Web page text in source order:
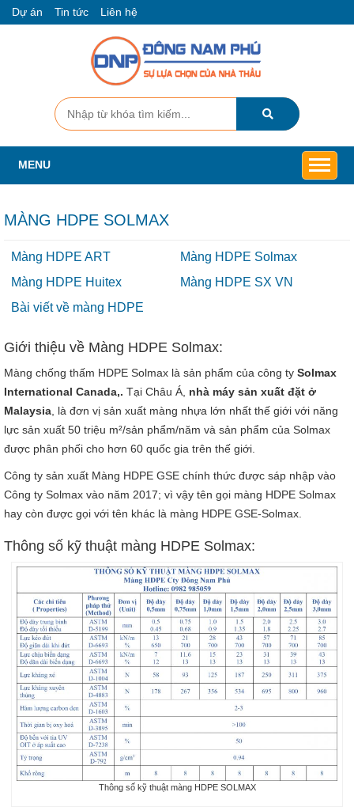
Dự án Tin tức Liên hệ
MENU
MÀNG HDPE SOLMAX
Màng HDPE ART
Màng HDPE Solmax
Màng HDPE Huitex
Màng HDPE SX VN
Bài viết về màng HDPE
Giới thiệu về Màng HDPE Solmax:
Màng chống thấm HDPE Solmax là sản phẩm của công ty Solmax
International Canada,. Tại Châu Á, nhà máy sản xuất đặt ở
Malaysia, là đơn vị sản xuất màng nhựa lớn nhất thế giới với năng
lực sản xuất 50 triệu m²/sản phẩm/năm và sản phẩm của Solmax
được phân phối cho hơn 60 quốc gia trên thế giới.
Công ty sản xuất Màng HDPE GSE chính thức được sáp nhập vào
Công ty Solmax vào năm 2017; vì vậy tên gọi màng HDPE Solmax
hay còn được gọi với tên khác là màng HDPE GSE-Solmax.
Thông số kỹ thuật màng HDPE Solmax:
Thông số kỹ thuật màng HDPE SOLMAX